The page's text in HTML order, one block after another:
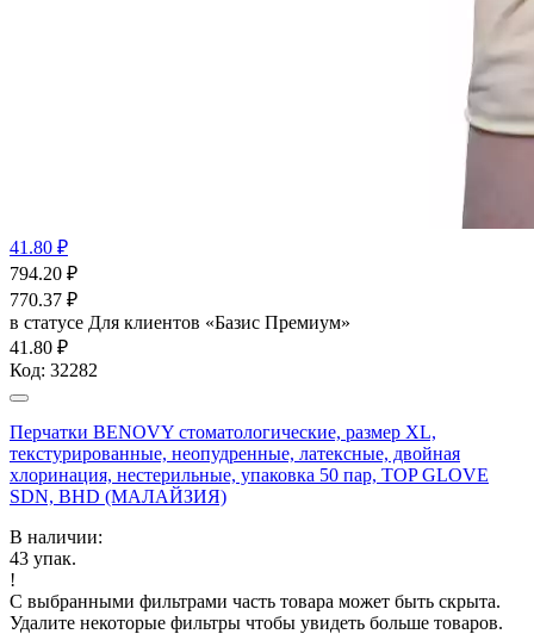
41.80 ₽
794.20 ₽
770.37 ₽
в статусе Для клиентов «Базис Премиум»
41.80 ₽
Код: 32282
Перчатки BENOVY стоматологические, размер XL,
текстурированные, неопудренные, латексные, двойная
хлоринация, нестерильные, упаковка 50 пар, TOP GLOVE
SDN, BHD (МАЛАЙЗИЯ)
В наличии:
43 упак.
!
С выбранными фильтрами часть товара может быть скрыта.
Удалите некоторые фильтры чтобы увидеть больше товаров.